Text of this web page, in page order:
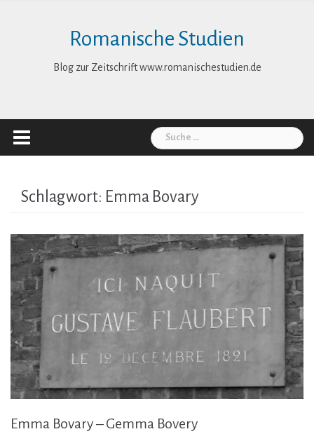
Romanische Studien
Blog zur Zeitschrift www.romanischestudien.de
Suche
nach:
Schlagwort: Emma Bovary
Emma Bovary – Gemma Bovery